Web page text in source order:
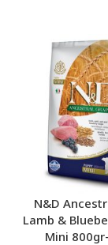
N&D
Lamb &
Mini